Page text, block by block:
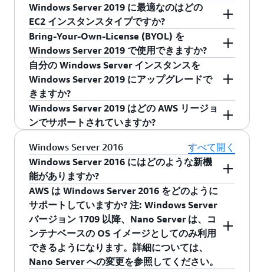
Nano Server は、コンテナベースの OS イメージ
としてのみ使用可能です。詳細については、
Nano Server への変更を参照してください。
数の詳細設定や起動時間構成がサポートされま
す。Windows Server 2019 の新しい SSM エージ
ェントのさらなる詳細については、ユーザーガ
イドを参照してください。
スにおいて Windows コンテナがサポートされま
す。
Windows Server 2019 インスタンスは、標準の
Windows EC2 の料金に基づいて課金されます。
Windows Server 2019 に最適なのはどの
EC2 インスタンスタイプですか?
Microsoft では、最低 2 GB RAM をお勧めしま
す。EC2 インスタンスタイプのページをご覧に
なり、どのインスタンスがお客様のアプリケー
ションに最適かをご確認ください。
Bring-Your-Own-License (BYOL) を
Windows Server 2019 で使用できますか?
Microsoft のライセンス条項の範囲であれば、
Amazon EC2 Dedicated Hosts で自分のライセン
スを使用できます。VM Import を使用して、
Windows Server 2019 AMI をお客様の Windows
Server 2019 のコピーから作成します。
自分の Windows Server インスタンスを
Windows Server 2019 にアップグレードで
きますか?
はい。Windows インスタンスを Windows Server
2019 にアップグレードできます。詳細について
は、このページを参照してください。
Windows Server 2019 はどの AWS リージョ
ンでサポートされていますか?
Windows Server 2019 はすべてのパブリックと
GovCloud の AWS リージョンで使用できます。
Windows Server 2016
すべて開く
Windows Server 2016 にはどのような新機
能がありますか?
Windows Server 2016 は、Microsoft の Windows
Server の最新リリースです。Windows Server
2016 には、Docker および Windows コンテナを
含む、一連の強力な新機能がロードされていま
す。このリリースでは、Nano Server のデプロイ
AWS は Windows Server 2016 をどのように
サポートしていますか? 注: Windows Server
バージョン 1709 以降、Nano Server は、コ
ンテナベースの OS イメージとしてのみ利用
できるようになります。詳細については、
Nano Server への変更を参照してください。